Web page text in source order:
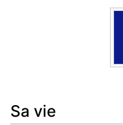
Sa vie